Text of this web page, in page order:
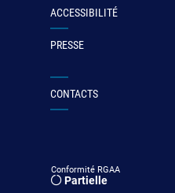
ACCESSIBILITÉ
PRESSE
CONTACTS
Conformité RGAA
Partielle